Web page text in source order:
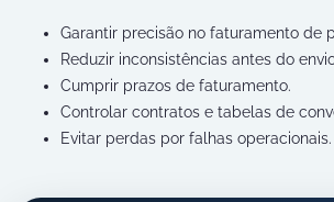
Garantir precisão no faturamento de
Reduzir inconsistências antes do
Cumprir prazos de faturamento.
Controlar contratos e tabelas de
Evitar perdas por falhas operacionais.